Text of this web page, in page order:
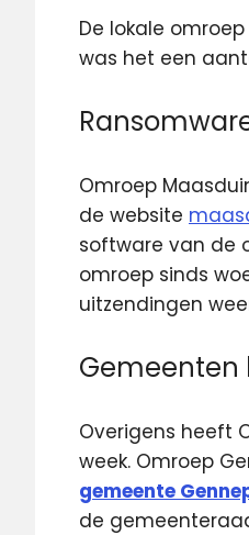
De lokale
was het een
Omroep
de website
software van de
omroep sinds
uitzendingen
Gemeenten
Overigens heeft
week. Omroep
gemeente
de